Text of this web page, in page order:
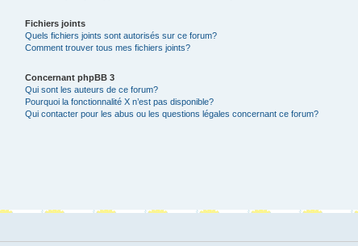
Fichiers joints
Quels fichiers joints sont autorisés sur ce forum?
Comment trouver tous mes fichiers joints?
Concernant phpBB 3
Qui sont les auteurs de ce forum?
Pourquoi la fonctionnalité X n’est pas disponible?
Qui contacter pour les abus ou les questions légales concernant ce forum?